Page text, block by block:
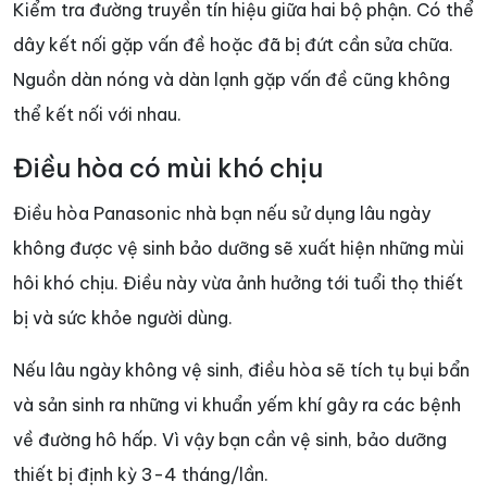
Kiểm tra đường truyền tín hiệu giữa hai bộ phận. Có thể
dây kết nối gặp vấn đề hoặc đã bị đứt cần sửa chữa.
Nguồn dàn nóng và dàn lạnh gặp vấn đề cũng không
thể kết nối với nhau.
Điều hòa có mùi khó chịu
Điều hòa Panasonic nhà bạn nếu sử dụng lâu ngày
không được vệ sinh bảo dưỡng sẽ xuất hiện những mùi
hôi khó chịu. Điều này vừa ảnh hưởng tới tuổi thọ thiết
bị và sức khỏe người dùng.
Nếu lâu ngày không vệ sinh, điều hòa sẽ tích tụ bụi bẩn
và sản sinh ra những vi khuẩn yếm khí gây ra các bệnh
về đường hô hấp. Vì vậy bạn cần vệ sinh, bảo dưỡng
thiết bị định kỳ 3-4 tháng/lần.